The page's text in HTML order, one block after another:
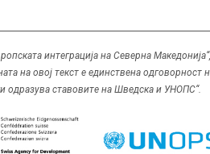
интеграција на Северна Македонија“,
на овој текст е единствена одговорност
ставовите на Шведска и УНОПС“.